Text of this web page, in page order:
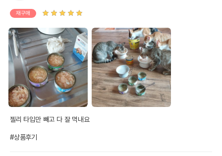
재구매
젤리 타입만 빼고 다 잘 먹내요
#상품후기